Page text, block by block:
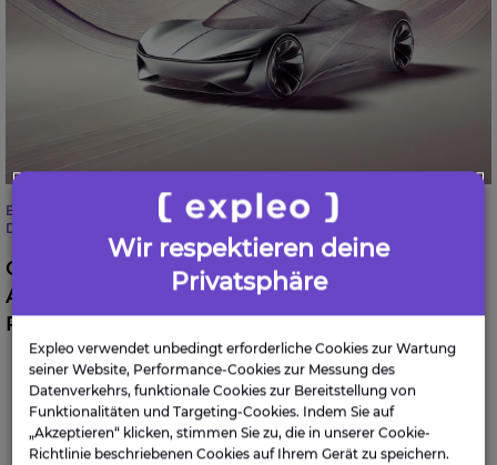
BUSINESS TRANSFORMATION
DIGITALE TRANSFORMATION
Change-Management: Ein
Automobilhersteller modernisiert seine
Prozesse
MEHR PROJEKTBEISPIELE
Wir respektieren deine
Privatsphäre
Expleo verwendet unbedingt erforderliche Cookies zur Wartung
seiner Website, Performance-Cookies zur Messung des
Datenverkehrs, funktionale Cookies zur Bereitstellung von
Funktionalitäten und Targeting-Cookies. Indem Sie auf
„Akzeptieren“ klicken, stimmen Sie zu, die in unserer Cookie-
Richtlinie beschriebenen Cookies auf Ihrem Gerät zu speichern.